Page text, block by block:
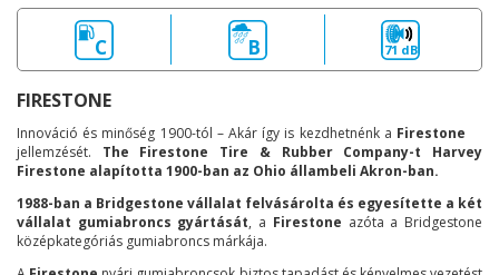
C B 71 dB
FIRESTONE
Innováció és minőség 1900-tól – Akár így is kezdhetnénk a Firestone
jellemzését. The Firestone Tire & Rubber Company-t Harvey
Firestone alapította 1900-ban az Ohio állambeli Akron-ban.
1988-ban a Bridgestone vállalat felvásárolta és egyesítette a két
vállalat gumiabroncs gyártását, a Firestone azóta a Bridgestone
középkategóriás gumiabroncs márkája.